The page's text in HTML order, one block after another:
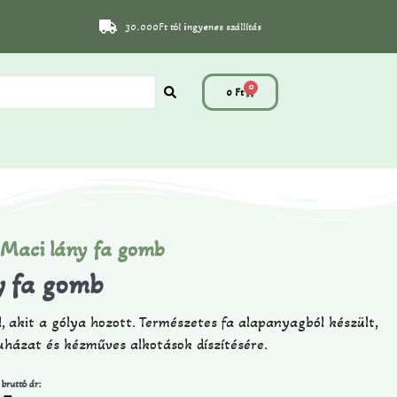
30.000Ft tól ingyenes szállítás
0 Ft 0
lány fa gomb
fa gomb
akit a gólya hozott. Természetes fa alapanyagból készült,
és kézműves alkotások díszítésére.
bruttó ár: